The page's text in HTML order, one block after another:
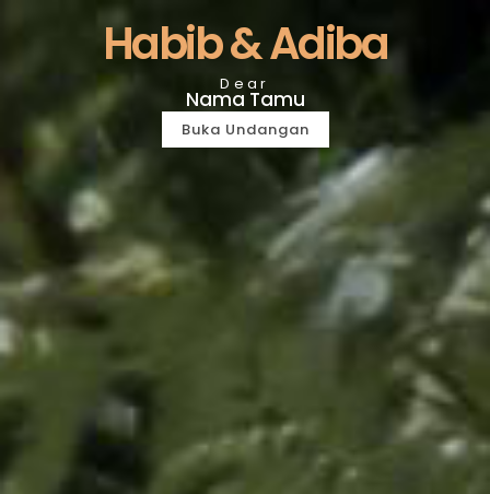
Habib & Adiba
Dear
Nama Tamu
Buka Undangan